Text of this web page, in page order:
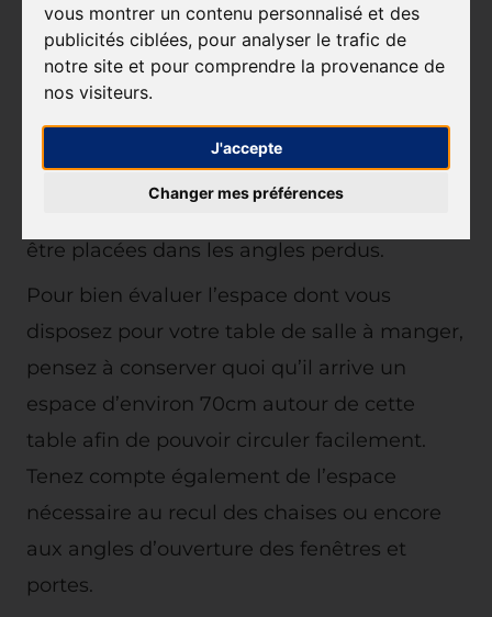
vous montrer un contenu personnalisé et des
publicités ciblées, pour analyser le trafic de
notre site et pour comprendre la provenance de
nos visiteurs.
J'accepte
Changer mes préférences
recevoir des convives en augmentant sa
longueur quand cela est nécessaire.
Evitez également les tables rondes ou
ovales pour les petits espaces et privilégiez
les tables de salle à manger carré ou
être placées dans les angles perdus.
Pour bien évaluer l’espace dont vous
disposez pour votre table de salle à manger,
pensez à conserver quoi qu’il arrive un
espace d’environ 70cm autour de cette
table afin de pouvoir circuler facilement.
Tenez compte également de l’espace
nécessaire au recul des chaises ou encore
aux angles d’ouverture des fenêtres et
portes.